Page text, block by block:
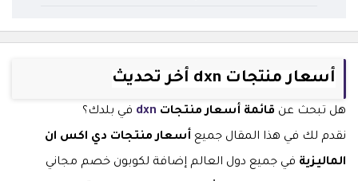
أسعار منتجات dxn أخر تحديث
هل تبحث عن قائمة أسعار منتجات dxn في بلدك؟
نقدم لك في هذا المقال جميع أسعار منتجات دي اكس ان
الماليزية في جميع دول العالم إضافة لكوبون خصم مجاني